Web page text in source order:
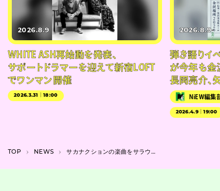
2026.8.9
WHITE ASH再始動を発表、
サポートドラマーを迎えて新宿LOFT
でワンマン開催
2026.3.31｜18:00
2026.8.9
弾き語りイ
が今年も金
長岡亮介、
NiEW編集
2026.4.9｜19:00
TOP NEWS サカナクションの楽曲をサラウンドで楽しむプラネタリウム上映。ナレーションは山口一郎